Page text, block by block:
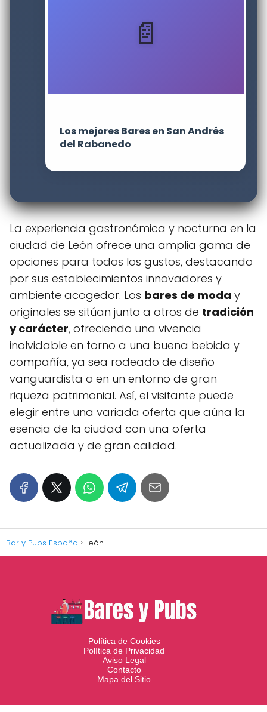
Los mejores Bares en San Andrés
del Rabanedo
La experiencia gastronómica y nocturna en la
ciudad de León ofrece una amplia gama de
opciones para todos los gustos, destacando
por sus establecimientos innovadores y
ambiente acogedor. Los bares de moda y
originales se sitúan junto a otros de tradición
y carácter, ofreciendo una vivencia
inolvidable en torno a una buena bebida y
compañía, ya sea rodeado de diseño
vanguardista o en un entorno de gran
riqueza patrimonial. Así, el visitante puede
elegir entre una variada oferta que aúna la
esencia de la ciudad con una oferta
actualizada y de gran calidad.
Bar y Pubs España León
Política de Cookies
Política de Privacidad
Aviso Legal
Contacto
Mapa del Sitio